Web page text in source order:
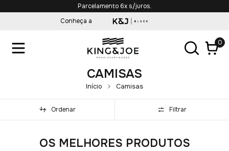
Parcelamento 6x s/juros.
Conheça a
0
CAMISAS
Início Camisas
Ordenar Filtrar
OS MELHORES PRODUTOS